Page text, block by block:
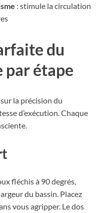
: stimule la circulation
du
par étape
la précision du
d’exécution. Chaque
fléchis à 90 degrés,
du bassin. Placez
vous agripper. Le dos